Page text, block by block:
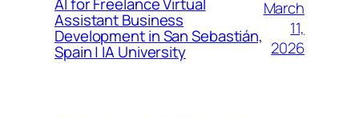
Assistant Business
Development in San Sebastián,
Spain | IA University
March
11,
2026